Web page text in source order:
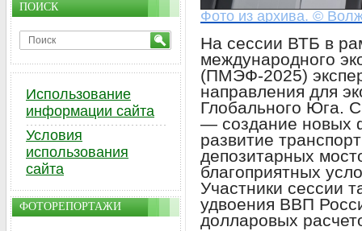
Фото из архива. ©
На сессии ВТБ в
международного
(ПМЭФ-2025)
направления для
Глобального Юга.
— создание новых
развитие
депозитарных
благоприятных
Участники сессии
удвоения ВВП
долларовых
ПОИСК
Использование
информации сайта
Условия
использования
сайта
ФОТОРЕПОРТАЖИ